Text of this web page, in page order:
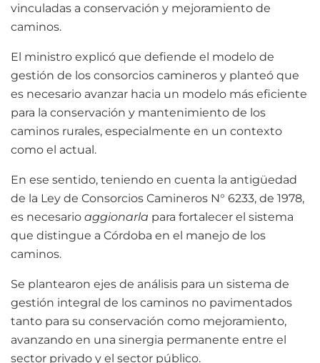
vinculadas a conservación y mejoramiento de
caminos.
El ministro explicó que defiende el modelo de
gestión de los consorcios camineros y planteó que
es necesario avanzar hacia un modelo más eficiente
para la conservación y mantenimiento de los
caminos rurales, especialmente en un contexto
como el actual.
En ese sentido, teniendo en cuenta la antigüedad
de la Ley de Consorcios Camineros N° 6233, de 1978,
es necesario aggionarla para fortalecer el sistema
que distingue a Córdoba en el manejo de los
caminos.
Se plantearon ejes de análisis para un sistema de
gestión integral de los caminos no pavimentados
tanto para su conservación como mejoramiento,
avanzando en una sinergia permanente entre el
sector privado y el sector público.